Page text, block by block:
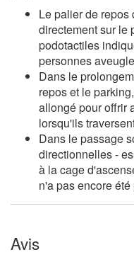
Le palier de
directement sur le
podotactiles
personnes
Dans le
repos et le
allongé pour offrir
lorsqu'ils
Dans le passage
directionnelles -
à la cage
n'a pas encore été
Avis